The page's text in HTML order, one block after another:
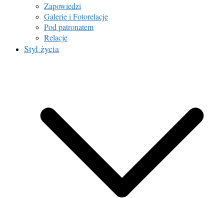
Zapowiedzi
Galerie i Fotorelacje
Pod patronatem
Relacje
Styl życia